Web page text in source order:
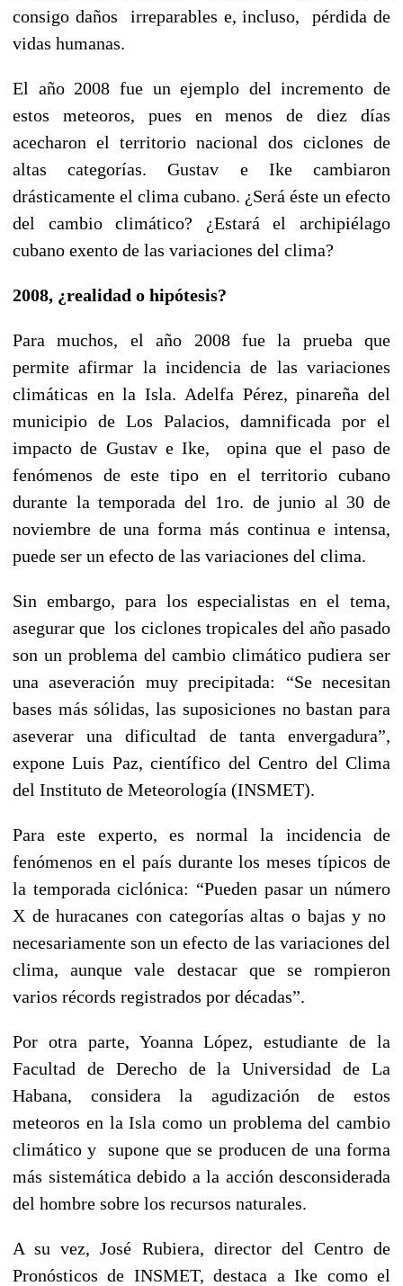
consigo daños irreparables e, incluso, pérdida de
vidas humanas.
El año 2008 fue un ejemplo del incremento de
estos meteoros, pues en menos de diez días
acecharon el territorio nacional dos ciclones de
altas categorías. Gustav e Ike cambiaron
drásticamente el clima cubano. ¿Será éste un efecto
del cambio climático? ¿Estará el archipiélago
cubano exento de las variaciones del clima?
2008, ¿realidad o hipótesis?
Para muchos, el año 2008 fue la prueba que
permite afirmar la incidencia de las variaciones
climáticas en la Isla. Adelfa Pérez, pinareña del
municipio de Los Palacios, damnificada por el
impacto de Gustav e Ike, opina que el paso de
fenómenos de este tipo en el territorio cubano
durante la temporada del 1ro. de junio al 30 de
noviembre de una forma más continua e intensa,
puede ser un efecto de las variaciones del clima.
Sin embargo, para los especialistas en el tema,
asegurar que los ciclones tropicales del año pasado
son un problema del cambio climático pudiera ser
una aseveración muy precipitada: “Se necesitan
bases más sólidas, las suposiciones no bastan para
aseverar una dificultad de tanta envergadura”,
expone Luis Paz, científico del Centro del Clima
del Instituto de Meteorología (INSMET).
Para este experto, es normal la incidencia de
fenómenos en el país durante los meses típicos de
la temporada ciclónica: “Pueden pasar un número
X de huracanes con categorías altas o bajas y no
necesariamente son un efecto de las variaciones del
clima, aunque vale destacar que se rompieron
varios récords registrados por décadas”.
Por otra parte, Yoanna López, estudiante de la
Facultad de Derecho de la Universidad de La
Habana, considera la agudización de estos
meteoros en la Isla como un problema del cambio
climático y supone que se producen de una forma
más sistemática debido a la acción desconsiderada
del hombre sobre los recursos naturales.
A su vez, José Rubiera, director del Centro de
Pronósticos de INSMET, destaca a Ike como el